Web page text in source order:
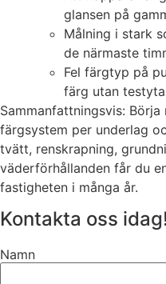
glansen på
Målning i stark
de närmaste
Fel färgtyp på
färg utan
Sammanfattningsvis:
färgsystem per underlag
tvätt, renskrapning,
väderförhållanden får du
fastigheten i många år.
Kontakta oss
Namn